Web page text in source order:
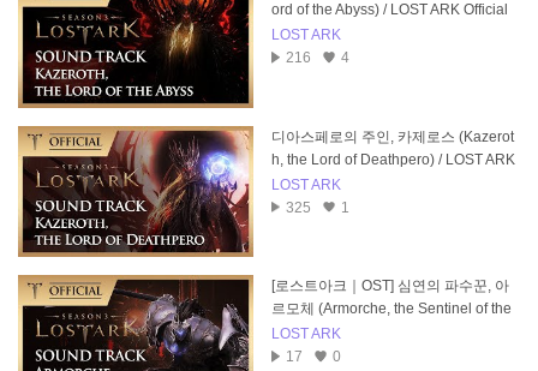
ord of the Abyss) / LOST ARK Official
Soundtrack
LOST ARK
216
4
디아스페로의 주인, 카제로스 (Kazerot
h, the Lord of Deathpero) / LOST ARK
Official Soundtrack
LOST ARK
325
1
[로스트아크｜OST] 심연의 파수꾼, 아
르모체 (Armorche, the Sentinel of the
Abyss) / LOST ARK Official Soundtrac
k
LOST ARK
17
0